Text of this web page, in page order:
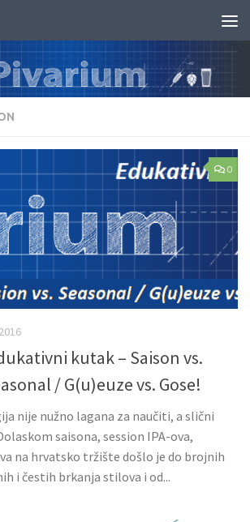
0
kutak – Saison vs.
/ G(u)euze vs. Gose!
nije nužno lagana za naučiti, a slični
saisona, session IPA-ova,
na hrvatsko tržište došlo je do brojnih
i čestih brkanja stilova i od...